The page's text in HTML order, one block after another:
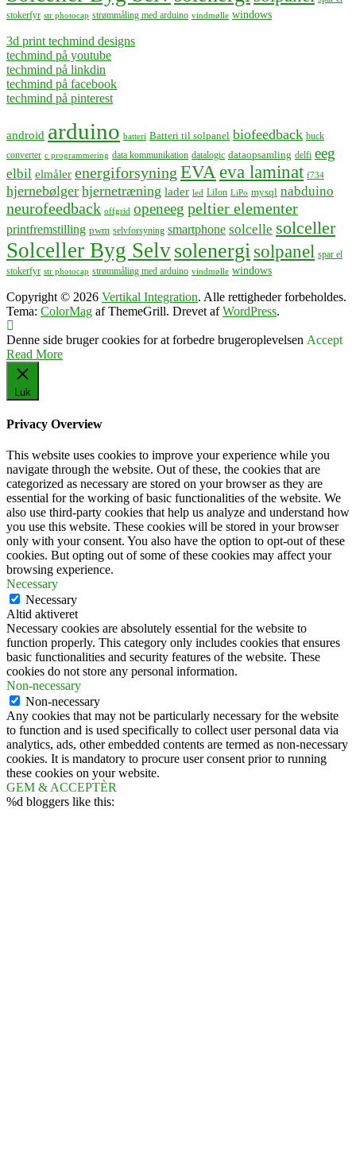
stokerfyr str photocap strømmåling med arduino vindmølle windows
3d print techmind designs
techmind på youtube
techmind på linkdin
techmind på facebook
techmind på pinterest
android arduino batteri Batteri til solpanel biofeedback buck
converter c programmering data kommunikation datalogic dataopsamling delfi eeg
elbil elmåler energiforsyning EVA eva laminat f734
hjernebølger hjernetræning lader led LiIon LiPo mysql nabduino
neurofeedback offgrid openeeg peltier elementer
printfremstilling pwm selvforsyning smartphone solcelle solceller
Solceller Byg Selvsolenergisolpanel spar el
stokerfyr str photocap strømmåling med arduino vindmølle windows
Copyright © 2026 Vertikal Integration. Alle rettigheder forbeholdes.
Tema: ColorMag af ThemeGrill. Drevet afWordPress.
Denne side bruger cookies for at forbedre brugeroplevelsen Accept
Read More
Luk
Privacy Overview
This website uses cookies to improve your experience while you
navigate through the website. Out of these, the cookies that are
categorized as necessary are stored on your browser as they are
essential for the working of basic functionalities of the website. We
also use third-party cookies that help us analyze and understand how
you use this website. These cookies will be stored in your browser
only with your consent. You also have the option to opt-out of these
cookies. But opting out of some of these cookies may affect your
browsing experience.
Necessary
Necessary
Altid aktiveret
Necessary cookies are absolutely essential for the website to
function properly. This category only includes cookies that ensures
basic functionalities and security features of the website. These
cookies do not store any personal information.
Non-necessary
Non-necessary
Any cookies that may not be particularly necessary for the website
to function and is used specifically to collect user personal data via
analytics, ads, other embedded contents are termed as non-necessary
cookies. It is mandatory to procure user consent prior to running
these cookies on your website.
GEM & ACCEPTÈR
%d bloggers like this: